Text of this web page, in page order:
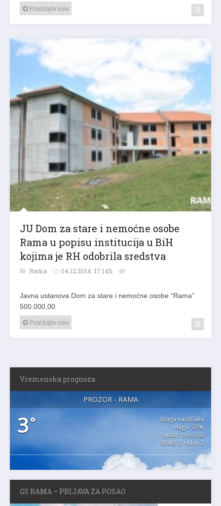
Pročitajte više
JU Dom za stare i nemoćne osobe
Rama u popisu institucija u BiH
kojima je RH odobrila sredstva
Rama 04.12.2014. 17:14h
Javna ustanova Dom za stare i nemoćne osobe “Rama”
500.000,00
Pročitajte više
Vremenska prognoza
PROZOR - RAMA
3°
blaga naoblaka
vlaga: 97%
vjetar: 1m/s SSI
Maks. 3 • Min. 3
GS RAMA – PRIJAVA ZA POSAO